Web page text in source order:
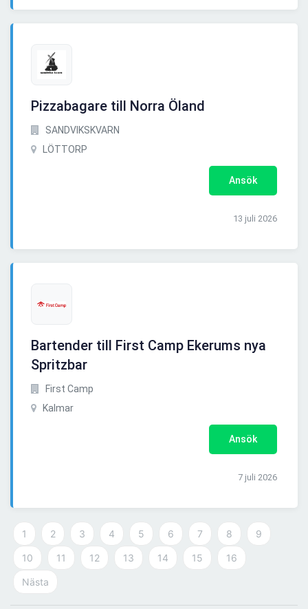
Pizzabagare till Norra Öland
SANDVIKSKVARN
LÖTTORP
Ansök
13 juli 2026
Bartender till First Camp Ekerums nya
Spritzbar
First Camp
Kalmar
Ansök
7 juli 2026
1 2 3 4 5 6 7 8 9
10 11 12 13 14 15 16
Nästa